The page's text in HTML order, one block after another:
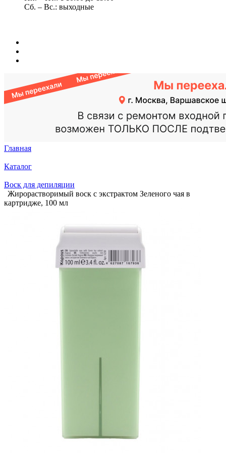
Сб. – Вс.: выходные
Главная
Каталог
Воск для депиляции
Жирорастворимый воск с экстрактом Зеленого чая в
картридже, 100 мл